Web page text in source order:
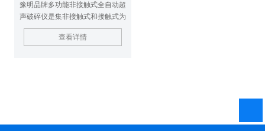
豫明品牌多功能非接触式全自动超
声破碎仪是集非接触式和接触式为
一体的多功能超声波破碎。
查看详情